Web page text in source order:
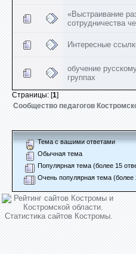
«Выстраивание
сотрудничества
Интересные
обучение
группах
Страницы: [1]
Сообщество педагогов
Тема с вашими ответами
Обычная тема
Популярная тема (более 15
Очень популярная тема (более